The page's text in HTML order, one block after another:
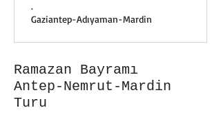
Ramazan Bayramı
Antep-Nemrut-Mardin
Turu
.
Gaziantep-Adıyaman-Mardin